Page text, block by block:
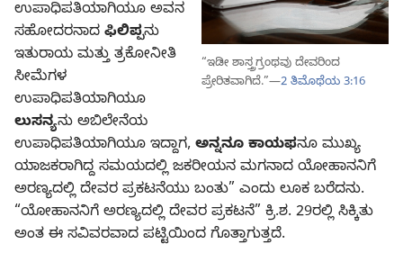
“ಇಡೀ ಶಾಸ್ತ್ರಗ್ರಂಥವು ದೇವರಿಂದ
ಪ್ರೇರಿತವಾಗಿದೆ.”—2 ತಿಮೊಥೆಯ 3:16
ಉಪಾಧಿಪತಿಯಾಗಿಯೂ ಅವನ
ಸಹೋದರನಾದ ಫಿಲಿಪ್ಪನು
ಇತುರಾಯ ಮತ್ತು ತ್ರಕೋನೀತಿ
ಸೀಮೆಗಳ
ಉಪಾಧಿಪತಿಯಾಗಿಯೂ
ಲುಸನ್ಯನು ಅಬಿಲೇನೆಯ
ಉಪಾಧಿಪತಿಯಾಗಿಯೂ ಇದ್ದಾಗ, ಅನ್ನನೂ ಕಾಯಫನೂ ಮುಖ್ಯ
ಯಾಜಕರಾಗಿದ್ದ ಸಮಯದಲ್ಲಿ ಜಕರೀಯನ ಮಗನಾದ ಯೋಹಾನನಿಗೆ
ಅರಣ್ಯದಲ್ಲಿ ದೇವರ ಪ್ರಕಟನೆಯು ಬಂತು” ಎಂದು ಲೂಕ ಬರೆದನು.
“ಯೋಹಾನನಿಗೆ ಅರಣ್ಯದಲ್ಲಿ ದೇವರ ಪ್ರಕಟನೆ” ಕ್ರಿ.ಶ. 29ರಲ್ಲಿ ಸಿಕ್ಕಿತು
ಅಂತ ಈ ಸವಿವರವಾದ ಪಟ್ಟಿಯಿಂದ ಗೊತ್ತಾಗುತ್ತದೆ.